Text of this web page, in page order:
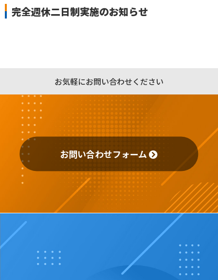
完全週休二日制実施のお知らせ
お気軽にお問い合わせください
お問い合わせフォーム